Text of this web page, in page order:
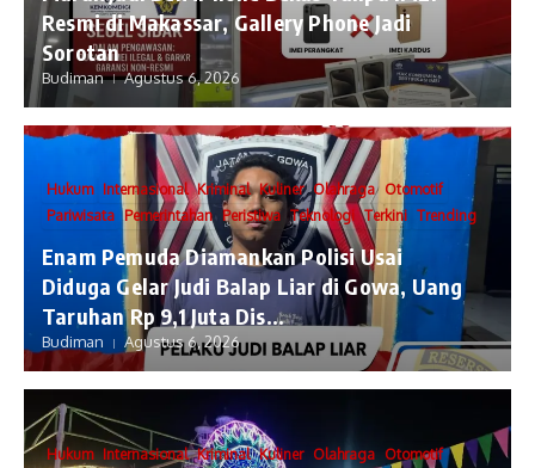
Resmi di Makassar, Gallery Phone Jadi
Sorotan
Budiman Agustus 6, 2026
Hukum Internasional Kriminal Kuliner Olahraga Otomotif
Pariwisata Pemerintahan Peristiwa Teknologi Terkini Trending
Enam Pemuda Diamankan Polisi Usai
Diduga Gelar Judi Balap Liar di Gowa, Uang
Taruhan Rp 9,1 Juta Dis...
Budiman Agustus 6, 2026
Hukum Internasional Kriminal Kuliner Olahraga Otomotif